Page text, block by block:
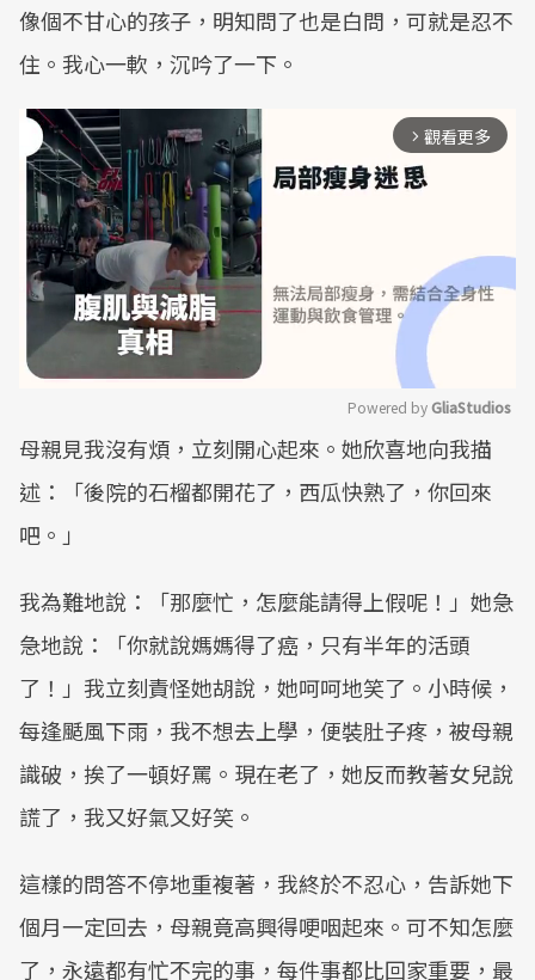
像個不甘心的孩子，明知問了也是白問，可就是忍不
住。我心一軟，沉吟了一下。
arrow_forward_ios 觀看更多
Mute
Powered by GliaStudios
母親見我沒有煩，立刻開心起來。她欣喜地向我描
述：「後院的石榴都開花了，西瓜快熟了，你回來
吧。」
我為難地說：「那麼忙，怎麼能請得上假呢！」她急
急地說：「你就說媽媽得了癌，只有半年的活頭
了！」我立刻責怪她胡說，她呵呵地笑了。小時候，
每逢颳風下雨，我不想去上學，便裝肚子疼，被母親
識破，挨了一頓好罵。現在老了，她反而教著女兒說
謊了，我又好氣又好笑。
這樣的問答不停地重複著，我終於不忍心，告訴她下
個月一定回去，母親竟高興得哽咽起來。可不知怎麼
了，永遠都有忙不完的事，每件事都比回家重要，最